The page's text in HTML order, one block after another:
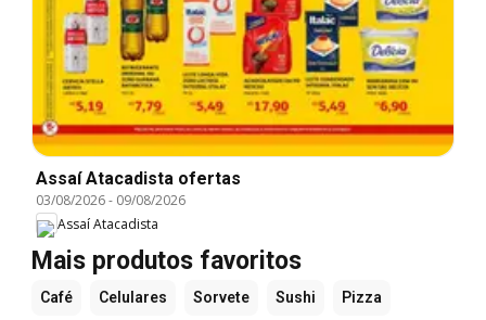
Assaí Atacadista ofertas
03/08/2026- 09/08/2026
Assaí Atacadista
Mais produtos favoritos
Café Celulares Sorvete Sushi Pizza